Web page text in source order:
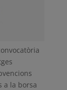
a la borsa